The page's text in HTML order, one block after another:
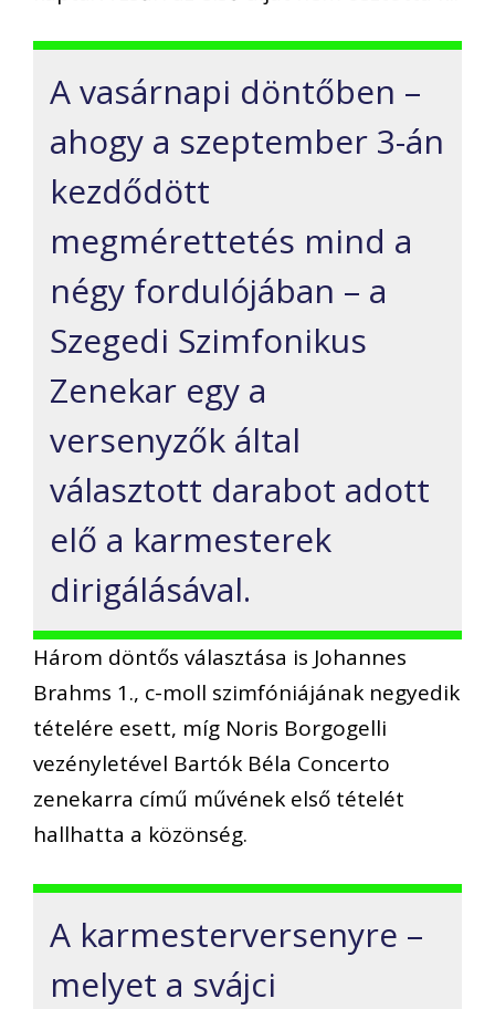
A vasárnapi döntőben –
ahogy a szeptember 3-án
kezdődött
megmérettetés mind a
négy fordulójában – a
Szegedi Szimfonikus
Zenekar egy a
versenyzők által
választott darabot adott
elő a karmesterek
dirigálásával.
Három döntős választása is Johannes
Brahms 1., c-moll szimfóniájának negyedik
tételére esett, míg Noris Borgogelli
vezényletével Bartók Béla Concerto
zenekarra című művének első tételét
hallhatta a közönség.
A karmesterversenyre –
melyet a svájci